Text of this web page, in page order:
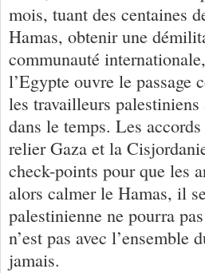
mois, tuant des centaines
Hamas, obtenir une
communauté
l’Egypte ouvre le passage
les travailleurs
dans le temps. Les
relier Gaza et la
check-points pour que les
alors calmer le Hamas, il
palestinienne ne pourra
n’est pas avec l’ensemble
jamais.